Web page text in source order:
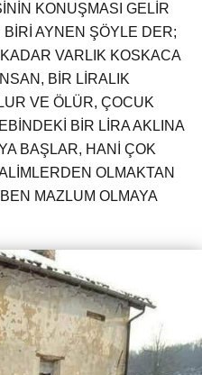
KONUŞMASI GELİR
AYNEN ŞÖYLE DER;
VARLIK KOSKACA
BİR LİRALIK
VE ÖLÜR, ÇOCUK
BİR LİRA AKLINA
BAŞLAR, HANİ ÇOK
OLMAKTAN
MAZLUM OLMAYA